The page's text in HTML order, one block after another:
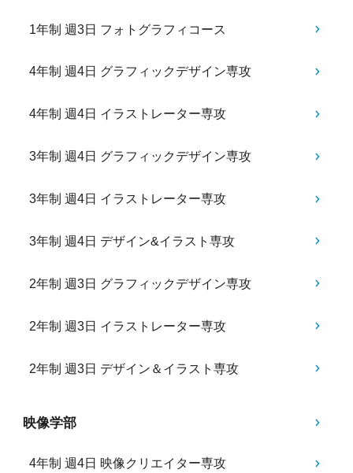
1年制 週3日 フォトグラフィコース
4年制 週4日 グラフィックデザイン専攻
4年制 週4日 イラストレーター専攻
3年制 週4日 グラフィックデザイン専攻
3年制 週4日 イラストレーター専攻
3年制 週4日 デザイン&イラスト専攻
2年制 週3日 グラフィックデザイン専攻
2年制 週3日 イラストレーター専攻
2年制 週3日 デザイン＆イラスト専攻
映像学部
4年制 週4日 映像クリエイター専攻